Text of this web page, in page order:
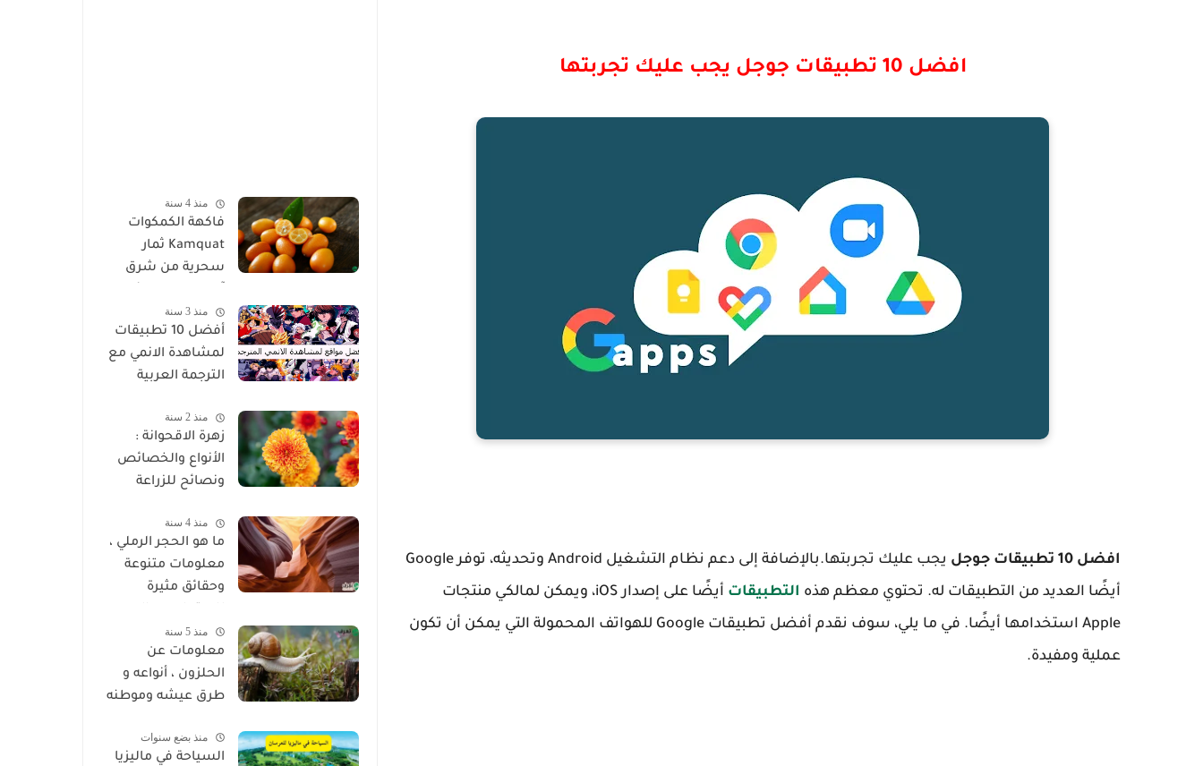
افضل 10 تطبيقات جوجل يجب عليك تجربتها
افضل 10 تطبيقات جوجل
يجب عليك تجربتها.بالإضافة إلى دعم نظام التشغيل Android وتحديثه، توفر Google
أيضًا العديد من التطبيقات له. تحتوي معظم هذه التطبيقات
أيضًا على إصدار iOS، ويمكن لمالكي منتجات
Apple استخدامها أيضًا. في ما يلي، سوف نقدم أفضل تطبيقات Google للهواتف المحمولة التي يمكن أن تكون
عملية ومفيدة.
منذ 4 سنة
فاكهة الكمكوات
Kamquat ثمار
سحرية من شرق
غير عادية
منذ 3 سنة
أفضل 10 تطبيقات
لمشاهدة الانمي مع
الترجمة العربية
منذ 2 سنة
زهرة الاقحوانة :
الأنواع والخصائص
ونصائح للزراعة
منذ 4 سنة
ما هو الحجر الرملي ،
معلومات متنوعة
وحقائق مثيرة
الرملي
منذ 5 سنة
معلومات عن
الحلزون ، أنواعه و
طرق عيشه وموطنه
منذ بضع سنوات
السياحة في ماليزيا